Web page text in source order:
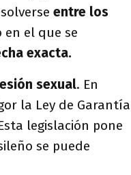
entre los
en el que se
exacta.
sexual. En
la Ley de Garantía
legislación pone
se puede